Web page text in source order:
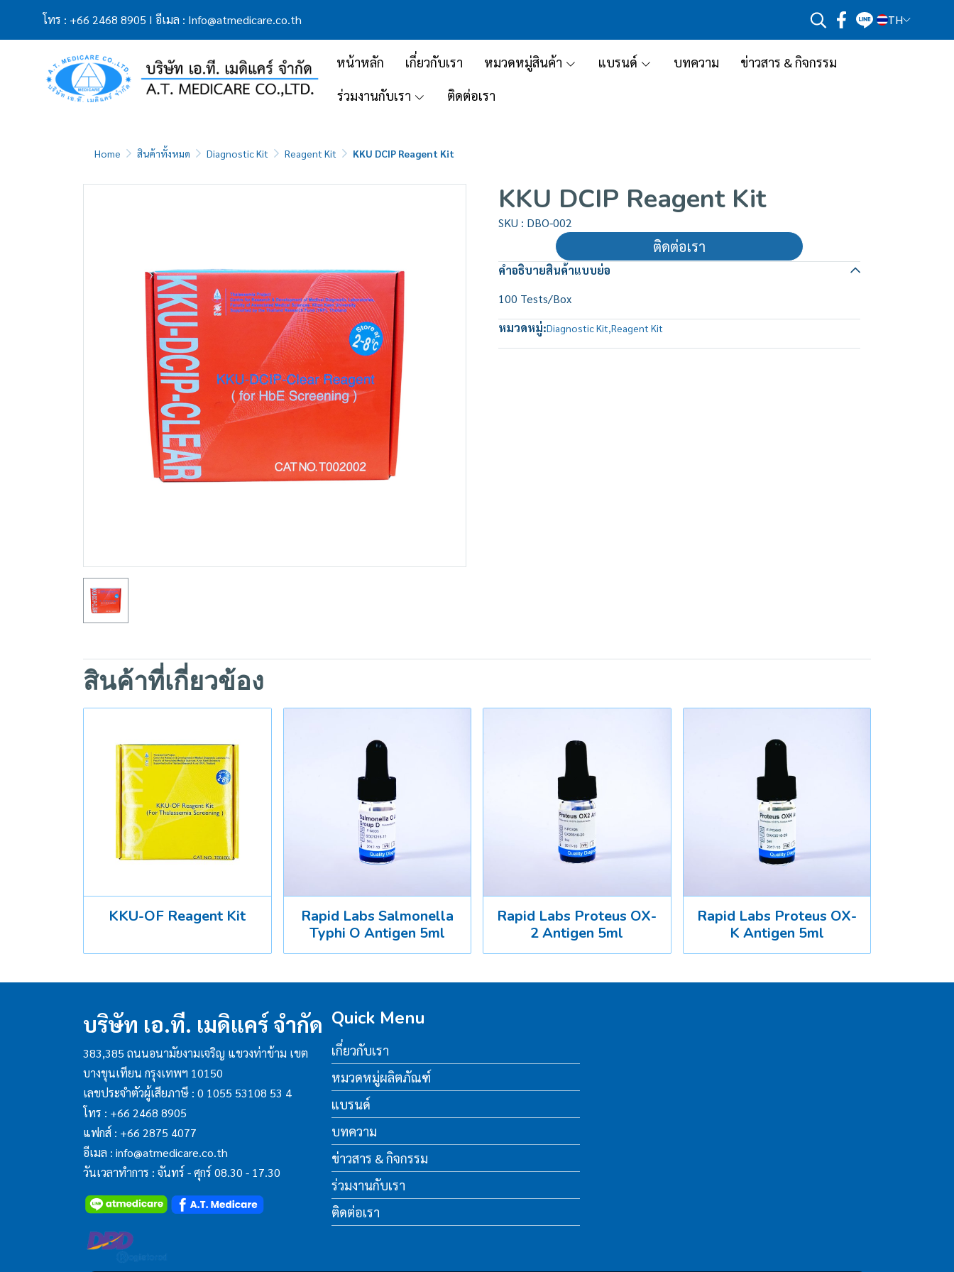
โทร : +66 2468 8905 I อีเมล : Info@atmedicare.co.th TH
หน้าหลัก เกี่ยวกับเรา หมวดหมู่สินค้า แบรนด์ บทความ ข่าวสาร & กิจกรรม
ร่วมงานกับเรา ติดต่อเรา
Home สินค้าทั้งหมด Diagnostic Kit Reagent Kit KKU DCIP Reagent Kit
KKU DCIP Reagent Kit
SKU : DBO-002
ติดต่อเรา
คำอธิบายสินค้าแบบย่อ
100 Tests/Box
หมวดหมู่:Diagnostic Kit,Reagent Kit
สินค้าที่เกี่ยวข้อง
KKU-OF Reagent Kit
Rapid Labs Salmonella
Typhi O Antigen 5ml
Rapid Labs Proteus OX-
2 Antigen 5ml
Rapid Labs Proteus OX-
K Antigen 5ml
บริษัท เอ.ที. เมดิแคร์ จำกัด
383,385 ถนนอนามัยงามเจริญ แขวงท่าข้าม เขต
บางขุนเทียน กรุงเทพฯ 10150
เลขประจำตัวผู้เสียภาษี : 0 1055 53108 53 4
โทร : +66 2468 8905
แฟกส์ : +66 2875 4077
อีเมล : info@atmedicare.co.th
วันเวลาทำการ : จันทร์ - ศุกร์ 08.30 - 17.30
Quick Menu
เกี่ยวกับเรา
หมวดหมู่ผลิตภัณฑ์
แบรนด์
บทความ
ข่าวสาร & กิจกรรม
ร่วมงานกับเรา
ติดต่อเรา